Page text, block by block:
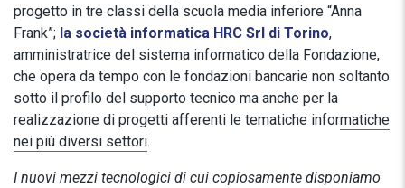
progetto in tre classi della scuola media inferiore “Anna
Frank”; la società informatica HRC Srl di Torino,
amministratrice del sistema informatico della Fondazione,
che opera da tempo con le fondazioni bancarie non soltanto
sotto il profilo del supporto tecnico ma anche per la
realizzazione di progetti afferenti le tematiche informatiche
nei più diversi settori.
I nuovi mezzi tecnologici di cui copiosamente disponiamo